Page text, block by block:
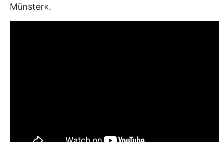
Münster«.